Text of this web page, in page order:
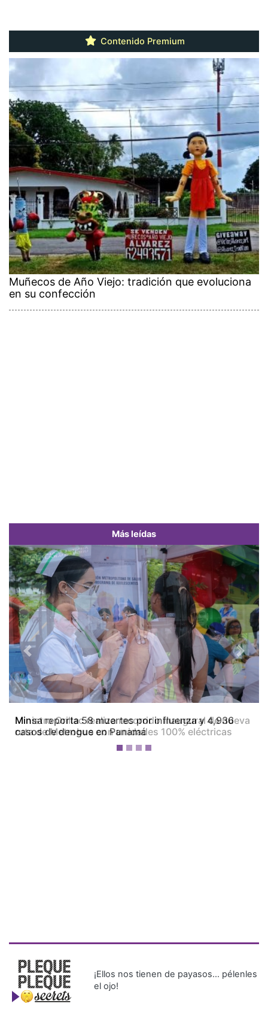
Contenido Premium
Muñecos de Año Viejo: tradición que evoluciona
en su confección
Más leídas
Ministro Orillac realiza recorrido inaugural de nueva
ruta de Metrobus con unidades 100% eléctricas
Previous Next
¡Ellos nos tienen de payasos… pélenles
el ojo!